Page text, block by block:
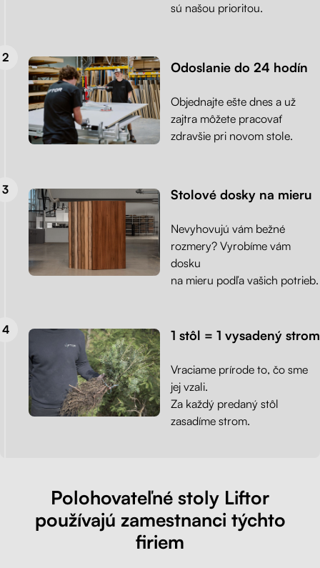
sú našou prioritou.
Odoslanie do 24 hodín
Objednajte ešte dnes a už
zajtra môžete pracovať
zdravšie pri novom stole.
Stolové dosky na mieru
Nevyhovujú vám bežné
rozmery? Vyrobíme vám
dosku
na mieru podľa vašich potrieb.
1 stôl = 1 vysadený strom
Vraciame prírode to, čo sme
jej vzali.
Za každý predaný stôl
zasadíme strom.
Polohovateľné stoly Liftor
používajú zamestnanci týchto
firiem